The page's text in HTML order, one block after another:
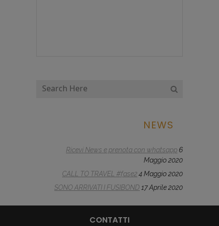
NEWS
Ricevi News e prenota con whatsapp6
Maggio 2020
CALL TO TRAVEL #fase24 Maggio 2020
SONO ARRIVATI I FUSIBOND 17 Aprile 2020
CONTATTI